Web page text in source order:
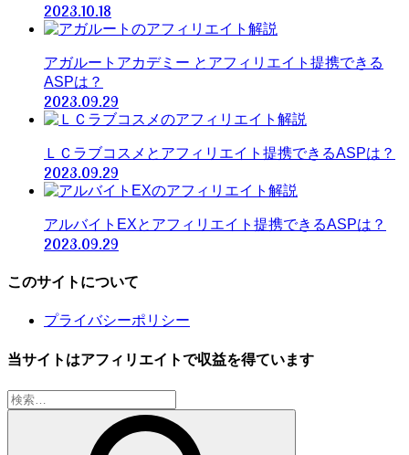
2023.10.18
アガルートアカデミー とアフィリエイト提携できる
ASPは？
2023.09.29
ＬＣラブコスメとアフィリエイト提携できるASPは？
2023.09.29
アルバイトEXとアフィリエイト提携できるASPは？
2023.09.29
このサイトについて
プライバシーポリシー
当サイトはアフィリエイトで収益を得ています
検
索: